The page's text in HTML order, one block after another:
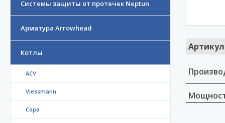
Системы защиты от протечек Neptun
Арматура Arrowhead
Котлы
ACV
Viessmann
Copa
Артикул